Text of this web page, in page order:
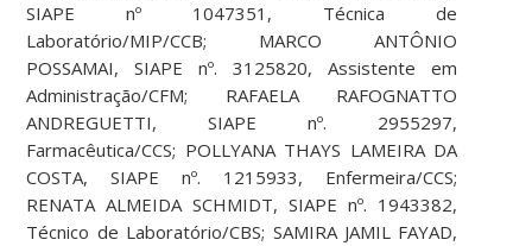
SIAPE nº 1047351, Técnica de
Laboratório/MIP/CCB; MARCO ANTÔNIO
POSSAMAI, SIAPE nº. 3125820, Assistente em
Administração/CFM; RAFAELA RAFOGNATTO
ANDREGUETTI, SIAPE nº. 2955297,
Farmacêutica/CCS; POLLYANA THAYS LAMEIRA DA
COSTA, SIAPE nº. 1215933, Enfermeira/CCS;
RENATA ALMEIDA SCHMIDT, SIAPE nº. 1943382,
Técnico de Laboratório/CBS; SAMIRA JAMIL FAYAD,